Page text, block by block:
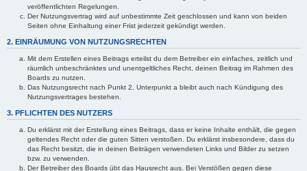
veröffentlichten Regelungen.
Der Nutzungsvertrag wird auf unbestimmte Zeit geschlossen und kann von beiden
Seiten ohne Einhaltung einer Frist jederzeit gekündigt werden.
2. EINRÄUMUNG VON NUTZUNGSRECHTEN
Mit dem Erstellen eines Beitrags erteilst du dem Betreiber ein einfaches, zeitlich und
räumlich unbeschränktes und unentgeltliches Recht, deinen Beitrag im Rahmen des
Boards zu nutzen.
Das Nutzungsrecht nach Punkt 2, Unterpunkt a bleibt auch nach Kündigung des
Nutzungsvertrages bestehen.
3. PFLICHTEN DES NUTZERS
Du erklärst mit der Erstellung eines Beitrags, dass er keine Inhalte enthält, die gegen
geltendes Recht oder die guten Sitten verstoßen. Du erklärst insbesondere, dass du
das Recht besitzt, die in deinen Beiträgen verwendeten Links und Bilder zu setzen
bzw. zu verwenden.
Der Betreiber des Boards übt das Hausrecht aus. Bei Verstößen gegen diese